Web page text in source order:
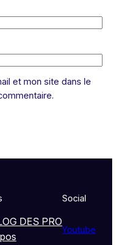
et mon site dans le
DES PRO
Social
Youtube